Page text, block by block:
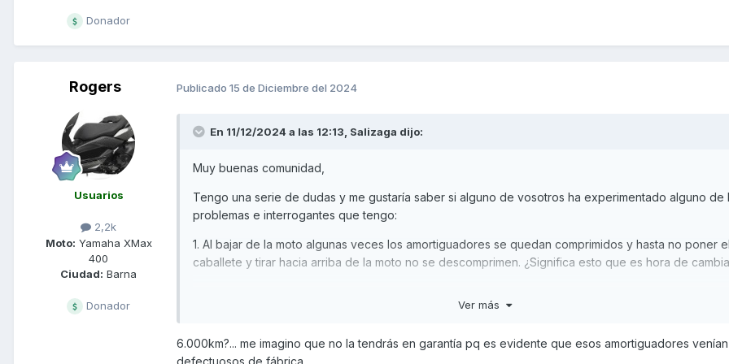
Donador
Rogers
Usuarios
2,2k
Moto: Yamaha XMax
400
Ciudad: Barna
Donador
Publicado 15 de Diciembre del 2024
En 11/12/2024 a las 12:13, Salizaga dijo:
Muy buenas comunidad,
Tengo una serie de dudas y me gustaría saber si alguno de vosotros ha experimentado alguno de
problemas e interrogantes que tengo:
1. Al bajar de la moto algunas veces los amortiguadores se quedan comprimidos y hasta no poner el
caballete y tirar hacia arriba de la moto no se descomprimen. ¿Significa esto que es hora de
mismos originales o cambiar por alguna marca en particular.
3. Además de utilizarlo como vehículo de transporte la utilizamos para trabajar, en algunos
yo, mi mujer y alguna carga de 12 kilos aproximadamente en el maletero (SHAD 58X). La suspension
Ver más
6.000km?... me imagino que no la tendrás en garantía pq es evidente que esos amortiguadores venían